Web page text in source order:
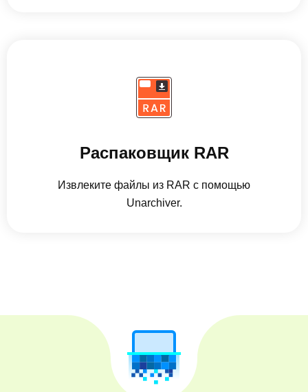
Распаковщик RAR
Извлеките файлы из RAR с помощью
Unarchiver.